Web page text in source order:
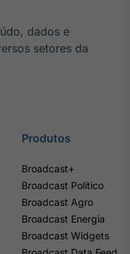
dados e
setores da
Produtos
Broadcast+
Broadcast Político
Broadcast Agro
Broadcast Energia
Broadcast Widgets